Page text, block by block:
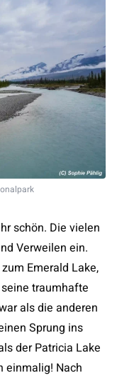
schön. Die vielen
Verweilen ein.
Emerald Lake,
traumhafte
als die anderen
Sprung ins
der Patricia Lake
einmalig! Nach